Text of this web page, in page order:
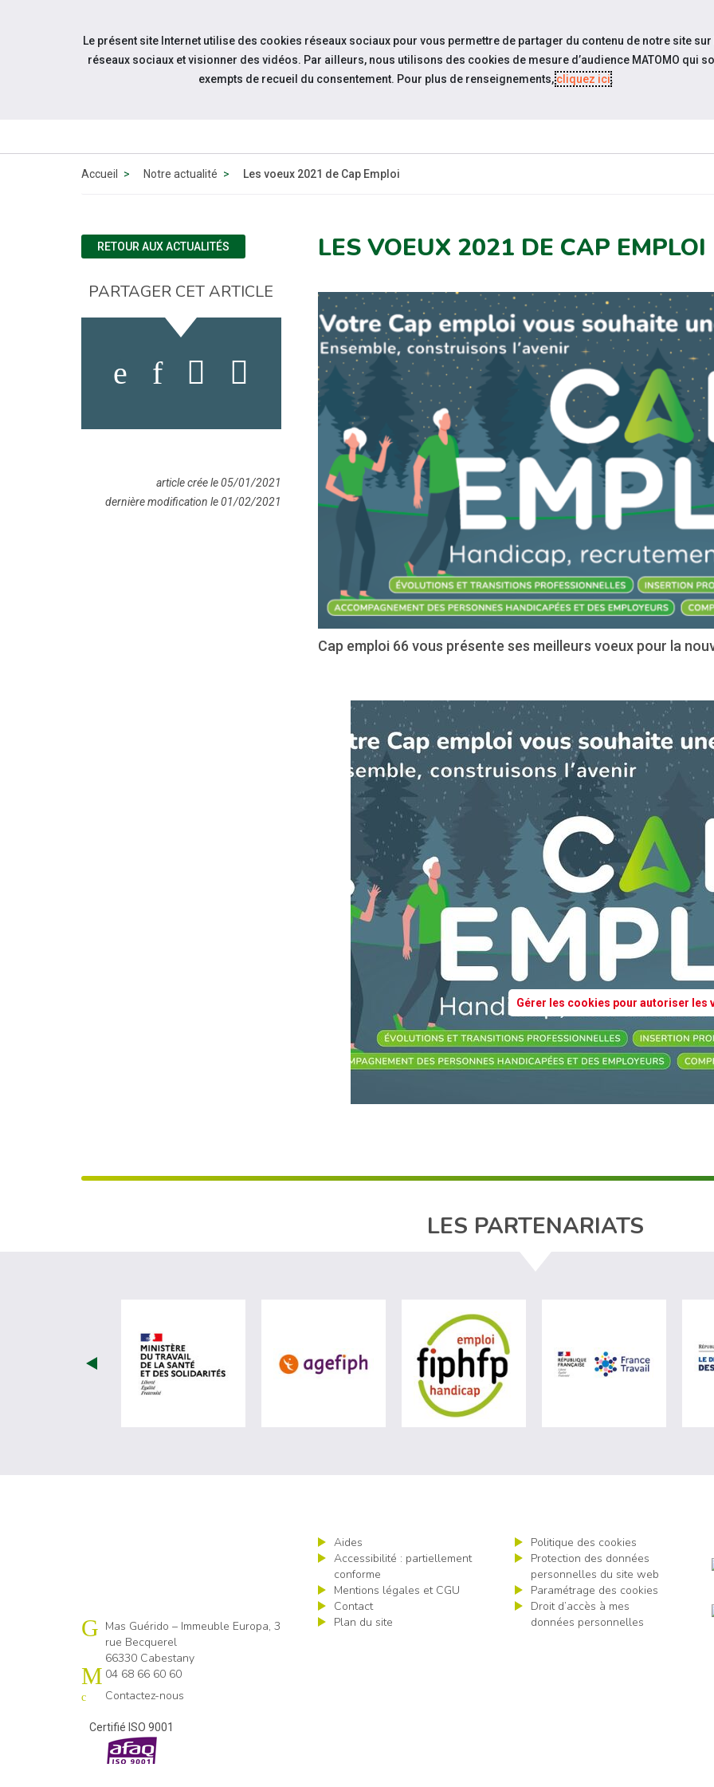
Aller au contenu
QUI SOMMES-
Accueil Notre actualité Les voeux 2021 de Cap Emploi
LES VOEUX 2021 DE CAP EMPLOI
Cap emploi 66 vous présente ses meilleurs voeux pour la
Gérer les cookies pour autoriser les
RETOUR AUX ACTUALITÉS
PARTAGER CET ARTICLE
article crée le 05/01/2021
dernière modification le 01/02/2021
LES PARTENARIATS
visiter les site de Ministère du travail (nouvelle fenêtre)
visiter les site de Agefiph (nouvelle fenêtre)visiter les site de Fiphfp (nouvellevisiter les
Cap emploi 66
Mas Guérido – Immeuble Europa, 3
rue Becquerel
66330 Cabestany
04 68 66 60 60
Contactez-nous
Certifié ISO 9001
Aides
Accessibilité : partiellement
conforme
Mentions légales et CGU
Contact
Plan du site
Politique des cookies
Protection des données
personnelles du site web
Paramétrage des cookies
Droit d’accès à mes
données personnelles
Le présent site Internet utilise des cookies réseaux sociaux pour vous permettre de partager du contenu de notre site sur
réseaux sociaux et visionner des vidéos. Par ailleurs, nous utilisons des cookies de mesure d’audience MATOMO qui
exempts de recueil du consentement. Pour plus de renseignements,cliquez ici.